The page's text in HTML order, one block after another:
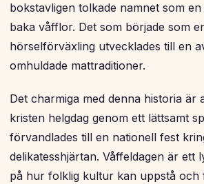
bokstavligen tolkade namnet som
baka våfflor. Det som började som
hörselförväxling utvecklades till en
omhuldade mattraditioner.
Det charmiga med denna historia är
kristen helgdag genom ett lättsamt
förvandlades till en nationell fest
delikatesshjärtan. Våffeldagen är ett
på hur folklig kultur kan uppstå och